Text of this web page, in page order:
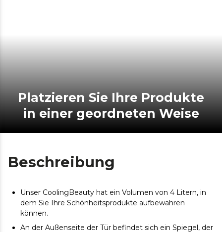
Platzieren Sie Ihre Produkte
in einer geordneten Weise
Beschreibung
Unser CoolingBeauty hat ein Volumen von 4 Litern, in
dem Sie Ihre Schönheitsprodukte aufbewahren
können.
An der Außenseite der Tür befindet sich ein Spiegel, der